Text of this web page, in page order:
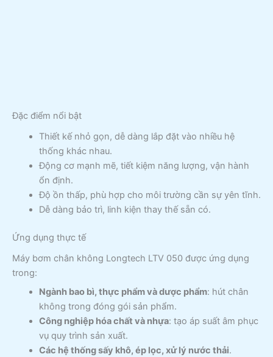
Đặc điểm nổi bật
Thiết kế nhỏ gọn, dễ dàng lắp đặt vào nhiều hệ
thống khác nhau.
Động cơ mạnh mẽ, tiết kiệm năng lượng, vận hành
ổn định.
Độ ồn thấp, phù hợp cho môi trường cần sự yên tĩnh.
Dễ dàng bảo trì, linh kiện thay thế sẵn có.
Ứng dụng thực tế
Máy bơm chân không Longtech LTV 050 được ứng dụng
trong:
Ngành bao bì, thực phẩm và dược phẩm: hút chân
không trong đóng gói sản phẩm.
Công nghiệp hóa chất và nhựa: tạo áp suất âm phục
vụ quy trình sản xuất.
Các hệ thống sấy khô, ép lọc, xử lý nước thải.